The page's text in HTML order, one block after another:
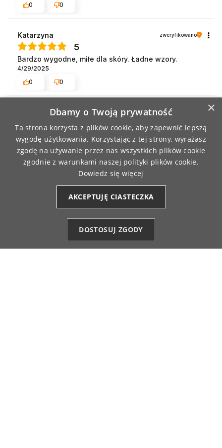
Start
Ulubione (0) Konto
0
0
Katarzyna zweryfikowano
5
Bardzo wygodne, miłe dla skóry. Ładne wzory.
4/29/2025
0
0
Agnieszka zweryfikowano
5
Ocena klienta:Doskonale
10/26/2025
0
0
NEWSLETTER
×
Dbamy o Twoją prywatność
Ta strona korzysta z plików cookie, aby zapewnić lepszą
wygodę użytkowania. Korzystając z tej strony, wyrażasz
zgodę na używanie przez nas wszystkich plików cookie
zgodnie z warunkami naszej polityki plików cookie.
Dowiedz się więcej
AKCEPTUJĘ CIASTECZKA
DOSTOSUJ ZGODY